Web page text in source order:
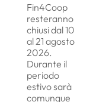
Fin4Coop
resteranno
chiusi dal 10
al 21 agosto
2026.
Durante il
periodo
estivo sarà
comunque